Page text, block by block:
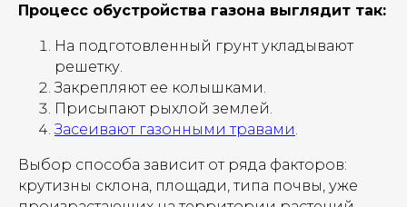
Процесс обустройства газона выглядит так:
На подготовленный грунт укладывают
решетку.
Закрепляют ее колышками.
Присыпают рыхлой землей.
Засеивают газонными травами.
Выбор способа зависит от ряда факторов:
крутизны склона, площади, типа почвы, уже